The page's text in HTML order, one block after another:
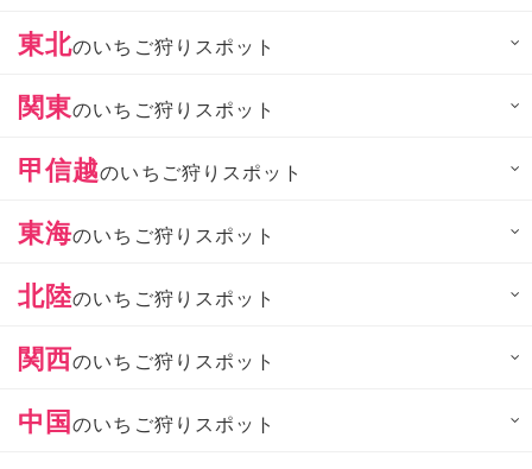
東北のいちご狩りスポット
関東のいちご狩りスポット
甲信越のいちご狩りスポット
東海のいちご狩りスポット
北陸のいちご狩りスポット
関西のいちご狩りスポット
中国のいちご狩りスポット